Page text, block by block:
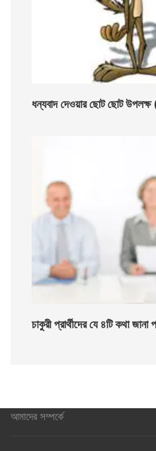
ধন্যবাদ দেওয়ার ছোট ছোট
চাকুরী প্রার্থীদের যে ৪টি কথা
আমাদের সম্পর্কে